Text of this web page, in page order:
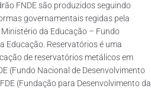
FNDE são produzidos seguindo
governamentais regidas pela
da Educação – Fundo
Educação. Reservatórios é uma
de reservatórios metálicos em
(Fundo Nacional de Desenvolvimento
(Fundação para Desenvolvimento da